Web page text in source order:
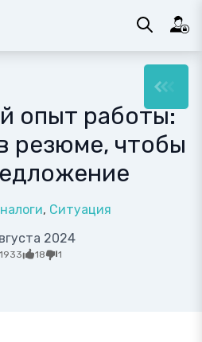
опыт работы:
резюме, чтобы
Ситуация
2024
18 1